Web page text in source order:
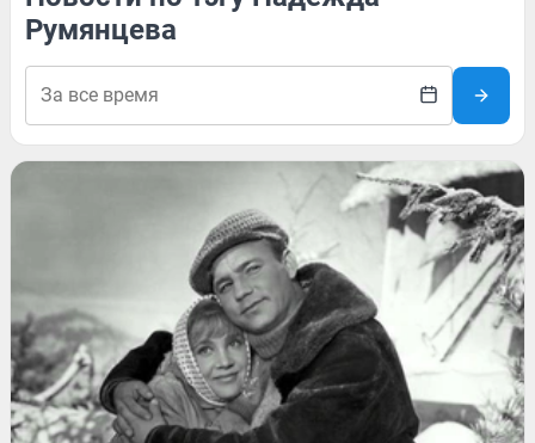
Румянцева